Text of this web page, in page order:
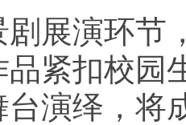
演环节，
品紧扣校园
台演绎，将